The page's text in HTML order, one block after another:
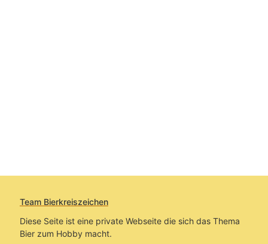
Team Bierkreiszeichen
Diese Seite ist eine private Webseite die sich das Thema
Bier zum Hobby macht.